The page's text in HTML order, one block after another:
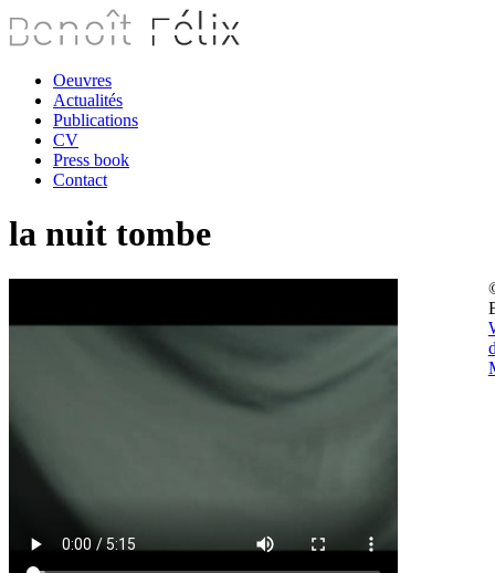
Oeuvres
Actualités
Publications
CV
Press book
Contact
la nuit tombe